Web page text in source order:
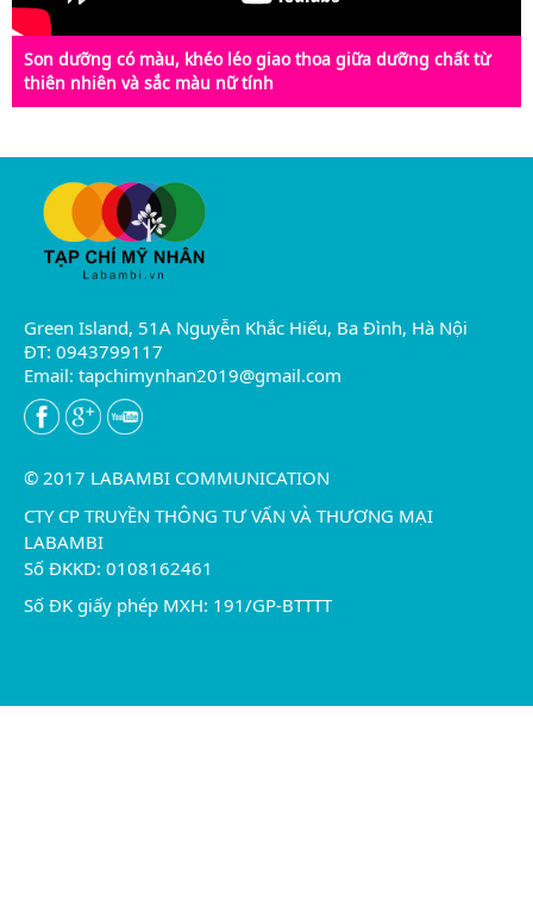
Son dưỡng có màu, khéo léo giao thoa giữa dưỡng chất từ
thiên nhiên và sắc màu nữ tính
Green Island, 51A Nguyễn Khắc Hiếu, Ba Đình, Hà Nội
ĐT: 0943799117
Email: tapchimynhan2019@gmail.com
© 2017 LABAMBI COMMUNICATION
CTY CP TRUYỀN THÔNG TƯ VẤN VÀ THƯƠNG MẠI
LABAMBI
Số ĐKKD: 0108162461
Số ĐK giấy phép MXH: 191/GP-BTTTT